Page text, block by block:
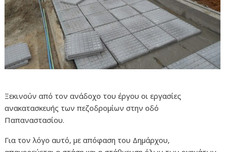
Ξεκινούν από τον ανάδοχο του έργου οι εργασίες
ανακατασκευής των πεζοδρομίων στην οδό
Παπαναστασίου.
Για τον λόγο αυτό, με απόφαση του Δημάρχου,